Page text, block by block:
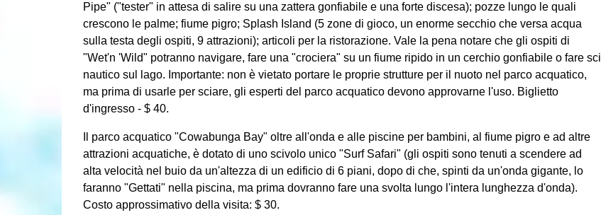
Pipe" ("tester" in attesa di salire su una zattera gonfiabile e una forte discesa); pozze lungo le quali
crescono le palme; fiume pigro; Splash Island (5 zone di gioco, un enorme secchio che versa acqua
sulla testa degli ospiti, 9 attrazioni); articoli per la ristorazione. Vale la pena notare che gli ospiti di
"Wet'n 'Wild" potranno navigare, fare una "crociera" su un fiume ripido in un cerchio gonfiabile o fare sci
nautico sul lago. Importante: non è vietato portare le proprie strutture per il nuoto nel parco acquatico,
ma prima di usarle per sciare, gli esperti del parco acquatico devono approvarne l'uso. Biglietto
d'ingresso - $ 40.
Il parco acquatico "Cowabunga Bay" oltre all'onda e alle piscine per bambini, al fiume pigro e ad altre
attrazioni acquatiche, è dotato di uno scivolo unico "Surf Safari" (gli ospiti sono tenuti a scendere ad
alta velocità nel buio da un'altezza di un edificio di 6 piani, dopo di che, spinti da un'onda gigante, lo
faranno "Gettati" nella piscina, ma prima dovranno fare una svolta lungo l'intera lunghezza d'onda).
Costo approssimativo della visita: $ 30.